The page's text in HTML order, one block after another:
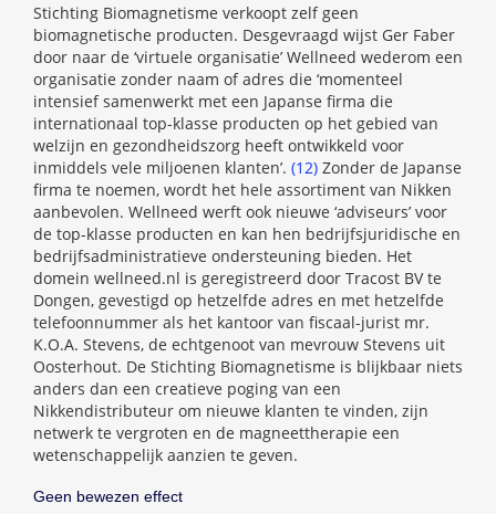
Stichting Biomagnetisme verkoopt zelf geen
biomagnetische producten. Desgevraagd wijst Ger Faber
door naar de ‘virtuele organisatie’ Wellneed wederom een
organisatie zonder naam of adres die ‘momenteel
intensief samenwerkt met een Japanse firma die
internationaal top-klasse producten op het gebied van
welzijn en gezondheidszorg heeft ontwikkeld voor
inmiddels vele miljoenen klanten’. (12) Zonder de Japanse
firma te noemen, wordt het hele assortiment van Nikken
aanbevolen. Wellneed werft ook nieuwe ‘adviseurs’ voor
de top-klasse producten en kan hen bedrijfsjuridische en
bedrijfsadministratieve ondersteuning bieden. Het
domein wellneed.nl is geregistreerd door Tracost BV te
Dongen, gevestigd op hetzelfde adres en met hetzelfde
telefoonnummer als het kantoor van fiscaal-jurist mr.
K.O.A. Stevens, de echtgenoot van mevrouw Stevens uit
Oosterhout. De Stichting Biomagnetisme is blijkbaar niets
anders dan een creatieve poging van een
Nikkendistributeur om nieuwe klanten te vinden, zijn
netwerk te vergroten en de magneettherapie een
wetenschappelijk aanzien te geven.
Geen bewezen effect